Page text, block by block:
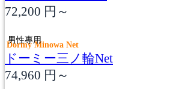
72,200 円～
男性專用
Dormy Minowa Net
ドーミー三ノ輪Net
74,960 円～